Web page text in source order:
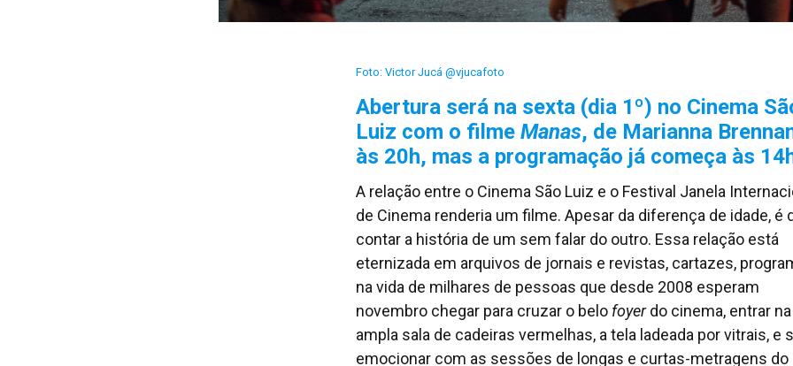
Foto: Victor Jucá @vjucafoto
Abertura será na sexta (dia 1º) no Cinema
Luiz com o filme Manas, de Marianna
às 20h, mas a programação já começa às
A relação entre o Cinema São Luiz e o Festival Janela
de Cinema renderia um filme. Apesar da diferença de idade, é
contar a história de um sem falar do outro. Essa relação está
eternizada em arquivos de jornais e revistas, cartazes,
na vida de milhares de pessoas que desde 2008 esperam
novembro chegar para cruzar o belo foyerdo cinema, entrar na
ampla sala de cadeiras vermelhas, a tela ladeada por vitrais, e
emocionar com as sessões de longas e curtas-metragens do